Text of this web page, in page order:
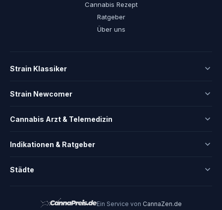
Cannabis Rezept
Ratgeber
Über uns
Strain Klassiker
Strain Newcomer
Cannabis Arzt & Telemedizin
Indikationen & Ratgeber
Städte
Ein Service von CannaZen.de